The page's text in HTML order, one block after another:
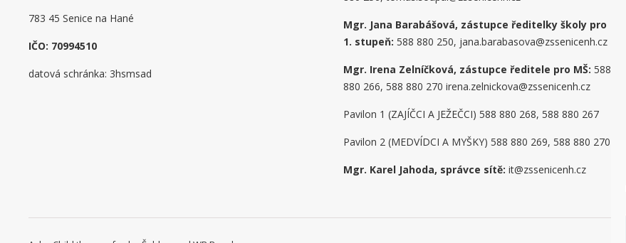
783 45 Senice na Hané
IČO: 70994510
datová schránka: 3hsmsad
Mgr. Jana Barabášová, zástupce ředitelky školy pro
1. stupeň: 588 880 250, jana.barabasova@zssenicenh.cz
Mgr. Irena Zelníčková, zástupce ředitele pro MŠ:588
880 266, 588 880 270 irena.zelnickova@zssenicenh.cz
Pavilon 1 (ZAJÍČCI A JEŽEČCI) 588 880 268, 588 880 267
Pavilon 2 (MEDVÍDCI A MYŠKY) 588 880 269, 588 880 270
Mgr. Karel Jahoda, správce sítě: it@zssenicenh.cz